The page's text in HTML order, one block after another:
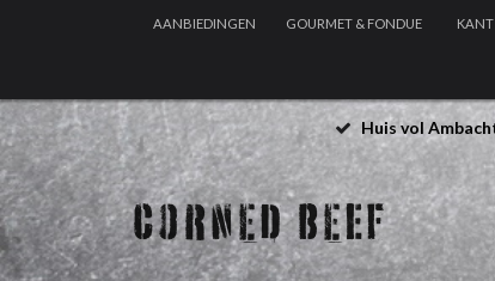
AANBIEDINGEN GOURMET & FONDUE KANT
Huis vol
CORNED BEEF